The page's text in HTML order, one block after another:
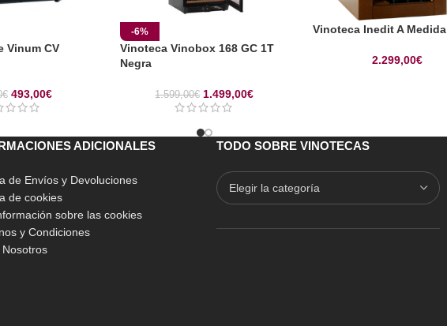
Vinum CV
€ 493,00€
-6%
Vinoteca Vinobox 168 GC 1T
Negra
1.599,00€ 1.499,00€
Vinoteca Inedit A Medida
2.299,00€
ADICIONALES
de Envíos y Devoluciones
de cookies
sobre las cookies
y Condiciones
Nosotros
TODO SOBRE VINOTECAS